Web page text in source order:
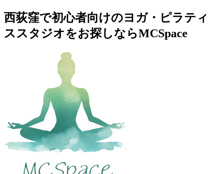
西荻窪で初心者向けのヨガ・ピラティ
ススタジオをお探しならMCSpace